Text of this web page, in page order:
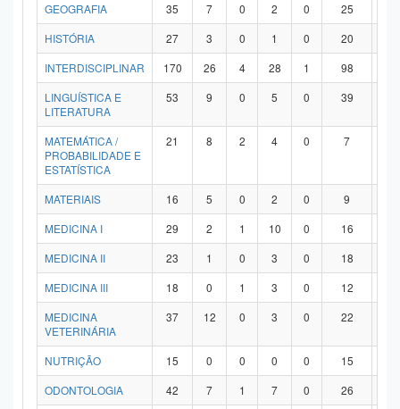
GEOGRAFIA
35 7 0 2 0 25
HISTÓRIA
27 3 0 1 0 20
INTERDISCIPLINAR
170 26 4 28 1 98
LINGUÍSTICA E
LITERATURA
53 9 0 5 0 39
MATEMÁTICA /
PROBABILIDADE E
ESTATÍSTICA
21 8 2 4 0 7
MATERIAIS 16 5 0 2 0 9
MEDICINA I
29 2 1 10 0 16
MEDICINA II
23 1 0 3 0 18
MEDICINA III
18 0 1 3 0 12
MEDICINA
VETERINÁRIA
37 12 0 3 0 22
NUTRIÇÃO 15 0 0 0 0 15
ODONTOLOGIA
42 7 1 7 0 26